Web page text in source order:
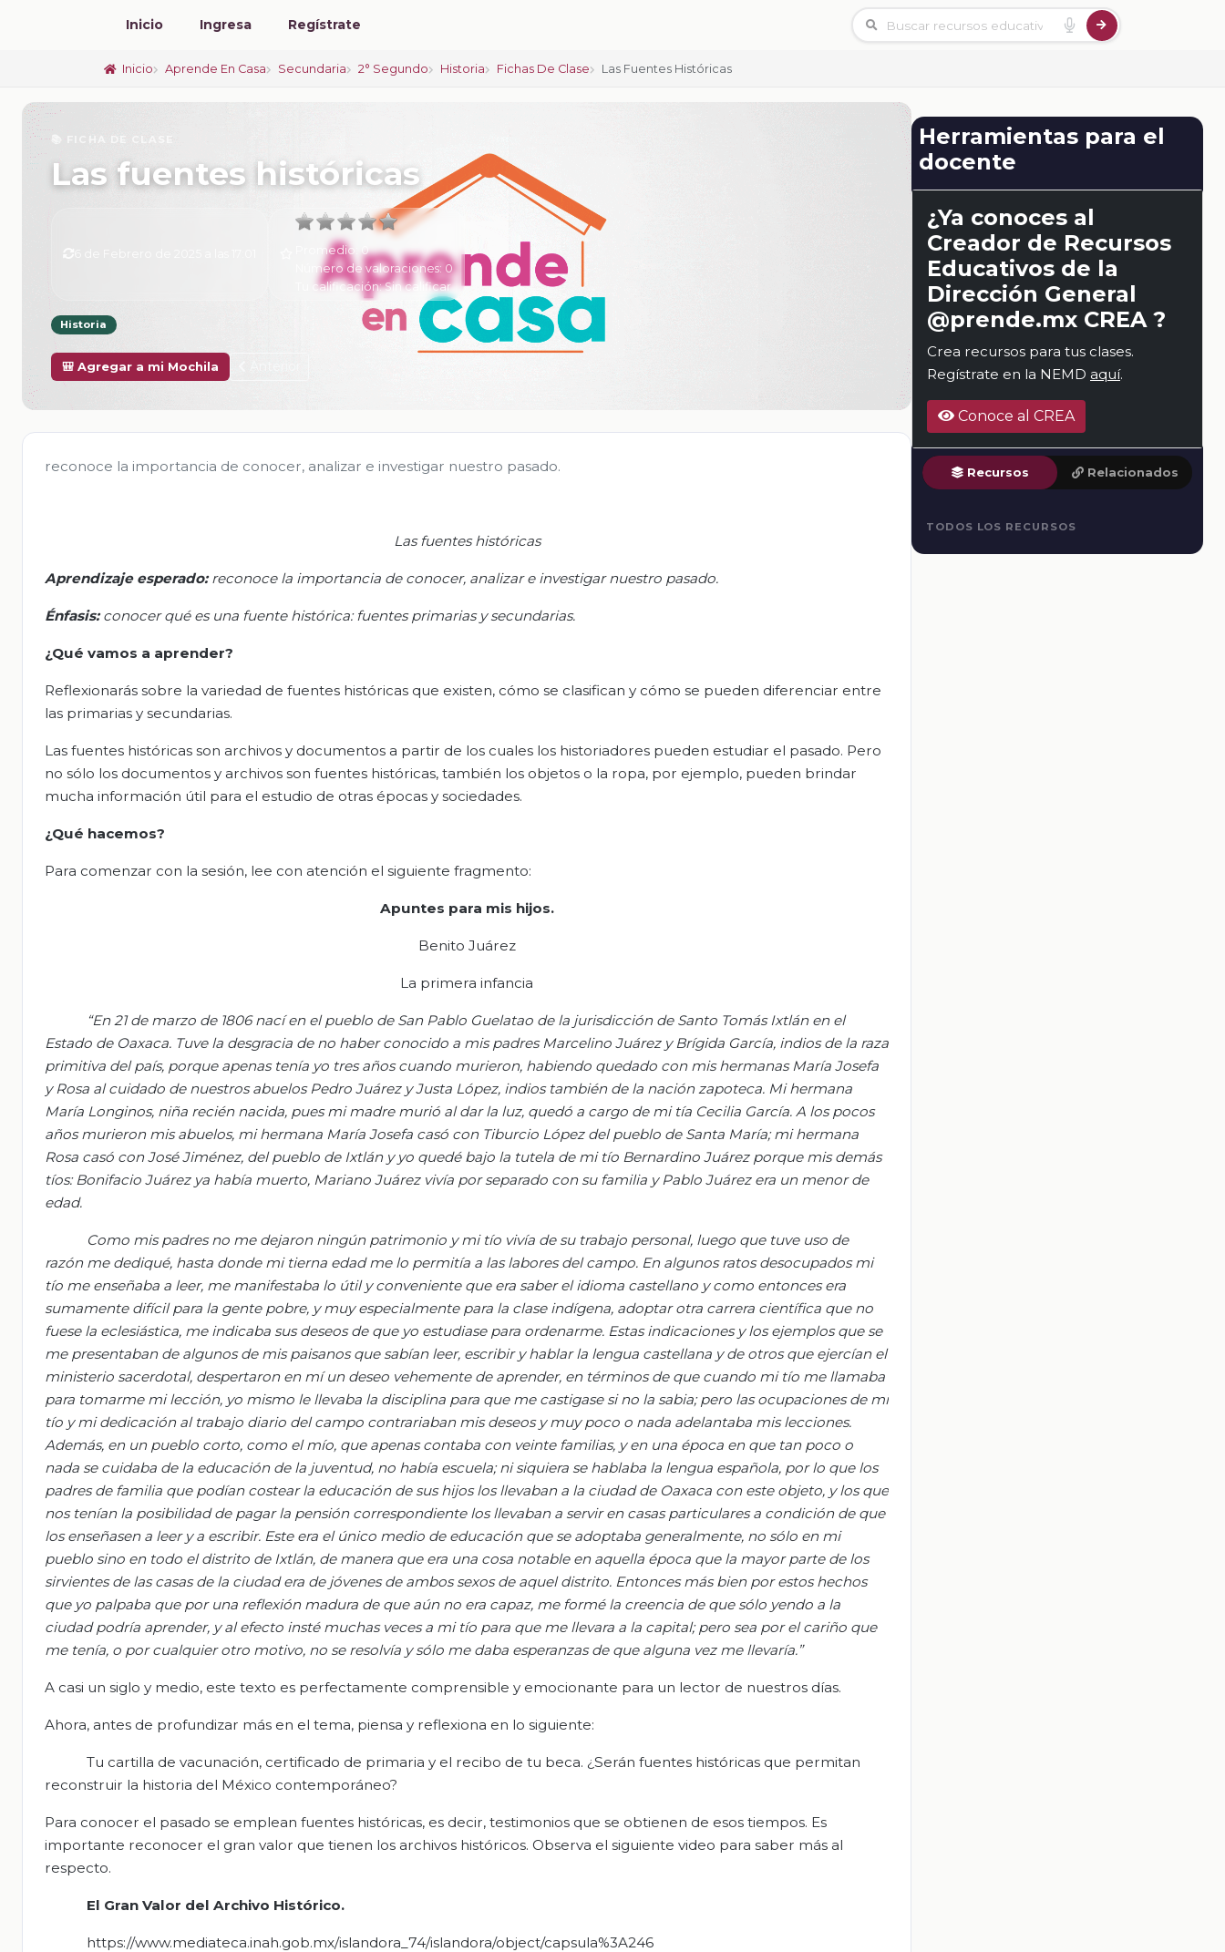
Inicio Ingresa Regístrate
Inicio Aprende En Casa Secundaria 2° Segundo Historia Fichas De Clase Las Fuentes Históricas
📚 FICHA DE CLASE
Las fuentes históricas
Promedio: 0
Número de valoraciones: 0
Tu calificación:Sin calificar
Historia
🎒 Agregar a mi Mochila
reconoce la importancia de conocer, analizar e investigar nuestro pasado.
Las fuentes históricas
Aprendizaje esperado:reconoce la importancia de conocer, analizar e investigar nuestro pasado.
Énfasis: conocer qué es una fuente histórica: fuentes primarias y secundarias.
¿Qué vamos a aprender?
Reflexionarás sobre la variedad de fuentes históricas que existen, cómo se clasifican y cómo se pueden diferenciar entre
las primarias y secundarias.
Las fuentes históricas son archivos y documentos a partir de los cuales los historiadores pueden estudiar el pasado. Pero
no sólo los documentos y archivos son fuentes históricas, también los objetos o la ropa, por ejemplo, pueden brindar
mucha información útil para el estudio de otras épocas y sociedades.
¿Qué hacemos?
Para comenzar con la sesión, lee con atención el siguiente fragmento:
Apuntes para mis hijos.
Benito Juárez
La primera infancia
“En 21 de marzo de 1806 nací en el pueblo de San Pablo Guelatao de la jurisdicción de Santo Tomás Ixtlán en el
Estado de Oaxaca. Tuve la desgracia de no haber conocido a mis padres Marcelino Juárez y Brígida García, indios de la raza
primitiva del país, porque apenas tenía yo tres años cuando murieron, habiendo quedado con mis hermanas María Josefa
y Rosa al cuidado de nuestros abuelos Pedro Juárez y Justa López, indios también de la nación zapoteca. Mi hermana
María Longinos, niña recién nacida, pues mi madre murió al dar la luz, quedó a cargo de mi tía Cecilia García. A los pocos
años murieron mis abuelos, mi hermana María Josefa casó con Tiburcio López del pueblo de Santa María; mi hermana
Rosa casó con José Jiménez, del pueblo de Ixtlán y yo quedé bajo la tutela de mi tío Bernardino Juárez porque mis demás
tíos: Bonifacio Juárez ya había muerto, Mariano Juárez vivía por separado con su familia y Pablo Juárez era un menor de
edad.
Como mis padres no me dejaron ningún patrimonio y mi tío vivía de su trabajo personal, luego que tuve uso de
razón me dediqué, hasta donde mi tierna edad me lo permitía a las labores del campo. En algunos ratos desocupados mi
tío me enseñaba a leer, me manifestaba lo útil y conveniente que era saber el idioma castellano y como entonces era
sumamente difícil para la gente pobre, y muy especialmente para la clase indígena, adoptar otra carrera científica que no
fuese la eclesiástica, me indicaba sus deseos de que yo estudiase para ordenarme. Estas indicaciones y los ejemplos que se
me presentaban de algunos de mis paisanos que sabían leer, escribir y hablar la lengua castellana y de otros que ejercían el
ministerio sacerdotal, despertaron en mí un deseo vehemente de aprender, en términos de que cuando mi tío me llamaba
para tomarme mi lección, yo mismo le llevaba la disciplina para que me castigase si no la sabia; pero las ocupaciones de mi
tío y mi dedicación al trabajo diario del campo contrariaban mis deseos y muy poco o nada adelantaba mis lecciones.
Además, en un pueblo corto, como el mío, que apenas contaba con veinte familias, y en una época en que tan poco o
nada se cuidaba de la educación de la juventud, no había escuela; ni siquiera se hablaba la lengua española, por lo que los
padres de familia que podían costear la educación de sus hijos los llevaban a la ciudad de Oaxaca con este objeto, y los que
nos tenían la posibilidad de pagar la pensión correspondiente los llevaban a servir en casas particulares a condición de que
los enseñasen a leer y a escribir. Este era el único medio de educación que se adoptaba generalmente, no sólo en mi
pueblo sino en todo el distrito de Ixtlán, de manera que era una cosa notable en aquella época que la mayor parte de los
sirvientes de las casas de la ciudad era de jóvenes de ambos sexos de aquel distrito. Entonces más bien por estos hechos
que yo palpaba que por una reflexión madura de que aún no era capaz, me formé la creencia de que sólo yendo a la
ciudad podría aprender, y al efecto insté muchas veces a mi tío para que me llevara a la capital; pero sea por el cariño que
me tenía, o por cualquier otro motivo, no se resolvía y sólo me daba esperanzas de que alguna vez me llevaría.”
A casi un siglo y medio, este texto es perfectamente comprensible y emocionante para un lector de nuestros días.
Ahora, antes de profundizar más en el tema, piensa y reflexiona en lo siguiente:
Tu cartilla de vacunación, certificado de primaria y el recibo de tu beca. ¿Serán fuentes históricas que permitan
reconstruir la historia del México contemporáneo?
Para conocer el pasado se emplean fuentes históricas, es decir, testimonios que se obtienen de esos tiempos. Es
importante reconocer el gran valor que tienen los archivos históricos. Observa el siguiente video para saber más al
respecto.
El Gran Valor del Archivo Histórico.
https://www.mediateca.inah.gob.mx/islandora_74/islandora/object/capsula%3A246
Herramientas para el
docente
¿Ya conoces al
Creador de Recursos
Educativos de la
Dirección General
@prende.mx CREA ?
Crea recursos para tus clases.
Regístrate en la NEMD aquí.
Conoce al CREA
Recursos Relacionados
TODOS LOS RECURSOS